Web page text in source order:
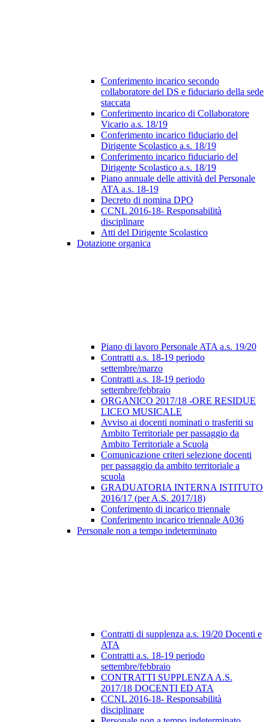
Conferimento incarico secondo
collaboratore del DS e fiduciario della sede
staccata
Conferimento incarico di Collaboratore
Vicario a.s. 18/19
Conferimento incarico fiduciario del
Dirigente Scolastico a.s. 18/19
Conferimento incarico fiduciario del
Dirigente Scolastico a.s. 18/19
Piano annuale delle attività del Personale
ATA a.s. 18-19
Decreto di nomina DPO
CCNL 2016-18- Responsabilità
disciplinare
Atti del Dirigente Scolastico
Dotazione organica
Piano di lavoro Personale ATA a.s. 19/20
Contratti a.s. 18-19 periodo
settembre/marzo
Contratti a.s. 18-19 periodo
settembre/febbraio
ORGANICO 2017/18 -ORE RESIDUE
LICEO MUSICALE
Avviso ai docenti nominati o trasferiti su
Ambito Territoriale per passaggio da
Ambito Territoriale a Scuola
Comunicazione criteri selezione docenti
per passaggio da ambito territoriale a
scuola
GRADUATORIA INTERNA ISTITUTO
2016/17 (per A.S. 2017/18)
Conferimento di incarico triennale
Conferimento incarico triennale A036
Personale non a tempo indeterminato
Contratti di supplenza a.s. 19/20 Docenti e
ATA
Contratti a.s. 18-19 periodo
settembre/febbraio
CONTRATTI SUPPLENZA A.S.
2017/18 DOCENTI ED ATA
CCNL 2016-18- Responsabilità
disciplinare